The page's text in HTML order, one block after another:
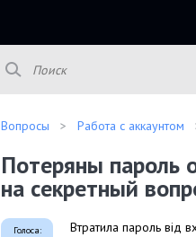
Вопросы Работа с аккаунтом
Потеряны пароль
на секретный
Голоса:
Втратила пароль від